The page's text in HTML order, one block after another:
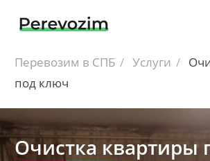
Перевозим в СПБ Услуги
под ключ
Очистка квартиры